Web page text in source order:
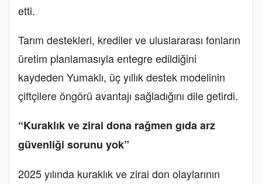
etti.
Tarım destekleri, krediler ve uluslararası fonların
üretim planlamasıyla entegre edildiğini
kaydeden Yumaklı, üç yıllık destek modelinin
çiftçilere öngörü avantajı sağladığını dile getirdi.
“Kuraklık ve zirai dona rağmen gıda arz
güvenliği sorunu yok”
2025 yılında kuraklık ve zirai don olaylarının